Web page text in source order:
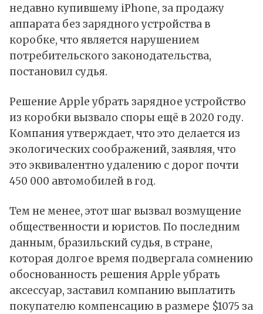
недавно купившему iPhone, за продажу
аппарата без зарядного устройства в
коробке, что является нарушением
потребительского законодательства,
постановил судья.
Решение Apple убрать зарядное устройство
из коробки вызвало споры ещё в 2020 году.
Компания утверждает, что это делается из
экологических соображений, заявляя, что
это эквивалентно удалению с дорог почти
450 000 автомобилей в год.
Тем не менее, этот шаг вызвал возмущение
общественности и юристов. По последним
данным, бразильский судья, в стране,
которая долгое время подвергала сомнению
обоснованность решения Apple убрать
аксессуар, заставил компанию выплатить
покупателю компенсацию в размере $1075 за